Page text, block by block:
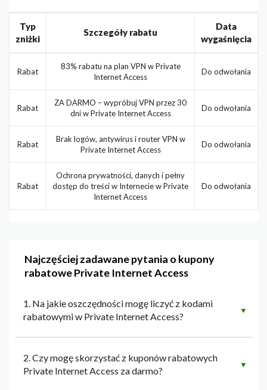
Typ
zniżki
Szczegóły rabatu
Data
wygaśnięcia
Rabat
83% rabatu na plan VPN w Private
Internet Access
Do odwołania
Rabat
ZA DARMO – wypróbuj VPN przez 30
dni w Private Internet Access
Do odwołania
Rabat
Brak logów, antywirus i router VPN w
Private Internet Access
Do odwołania
Rabat
Ochrona prywatności, danych i pełny
dostęp do treści w Internecie w Private
Internet Access
Do odwołania
Najczęściej zadawane pytania o kupony
rabatowe Private Internet Access
1. Na jakie oszczędności mogę liczyć z kodami
rabatowymi w Private Internet Access?
▼
2. Czy mogę skorzystać z kuponów rabatowych
Private Internet Access za darmo?
▼